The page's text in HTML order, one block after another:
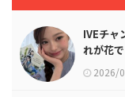
IVEチャ
れが花で
2026/